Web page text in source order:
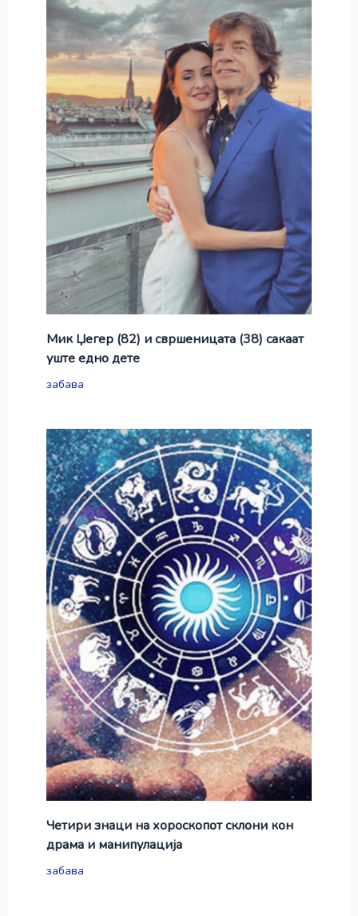
Мик Џегер (82) и свршеницата (38) сакаат
уште едно дете
забава
Четири знаци на хороскопот склони кон
драма и манипулација
забава